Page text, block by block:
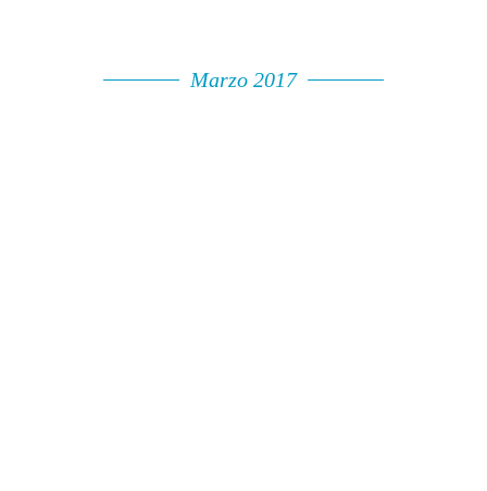
Marzo 2017